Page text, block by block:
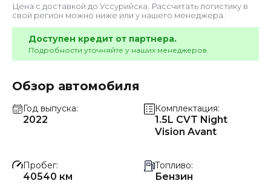
Цена с доставкой до Уссурийска . Рассчитать логистику в
свой регион можно ниже или у нашего менеджера.
Доступен кредит от партнера.
Подробности уточняйте у наших менеджеров.
Обзор автомобиля
Год выпуска
2022
Комплектация
1.5L CVT Night
Vision Avant
Пробег
40540 км
Топливо
Бензин